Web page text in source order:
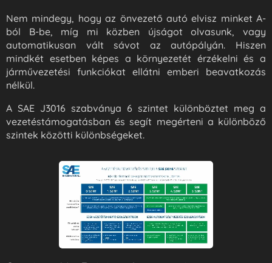
Nem mindegy, hogy az önvezető autó elvisz minket A-
ból B-be, míg mi közben újságot olvasunk, vagy
automatikusan vált sávot az autópályán. Hiszen
mindkét esetben képes a környezetét érzékelni és a
járművezetési funkciókat ellátni emberi beavatkozás
nélkül.
A SAE J3016 szabványa 6 szintet különböztet meg a
vezetéstámogatásban és segít megérteni a különböző
szintek közötti különbségeket.